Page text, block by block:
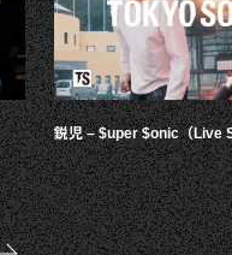
鋭児 – $uper $onic（Live